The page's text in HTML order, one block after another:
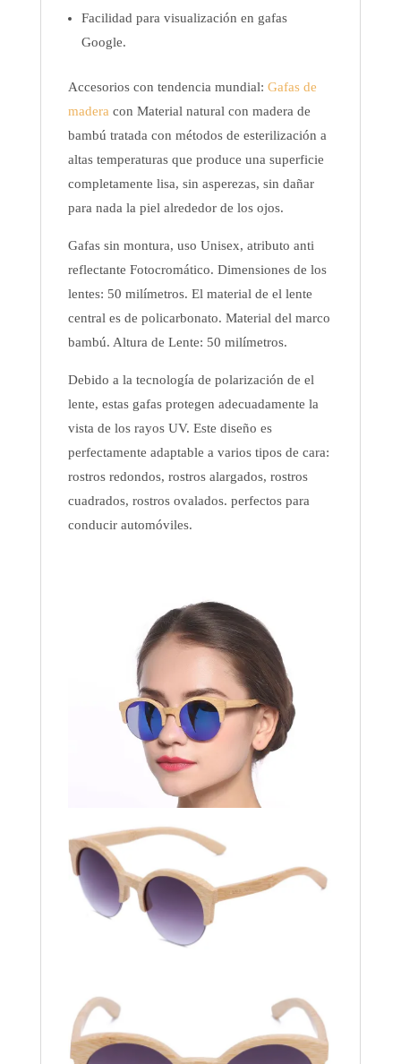
Facilidad para visualización en gafas
Google.
Accesorios con tendencia mundial: Gafas de
maderacon Material natural con madera de
bambú tratada con métodos de esterilización a
altas temperaturas que produce una superficie
completamente lisa, sin asperezas, sin dañar
para nada la piel alrededor de los ojos.
Gafas sin montura, uso Unisex, atributo anti
reflectante Fotocromático. Dimensiones de los
lentes: 50 milímetros. El material de el lente
central es de policarbonato. Material del marco
bambú. Altura de Lente: 50 milímetros.
Debido a la tecnología de polarización de el
lente, estas gafas protegen adecuadamente la
vista de los rayos UV. Este diseño es
perfectamente adaptable a varios tipos de cara:
rostros redondos, rostros alargados, rostros
cuadrados, rostros ovalados. perfectos para
conducir automóviles.